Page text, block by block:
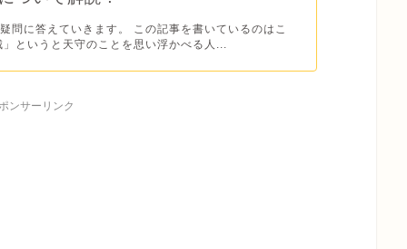
問に答えていきます。 この記事を書いているのはこ
」というと天守のことを思い浮かべる人...
ンサーリンク